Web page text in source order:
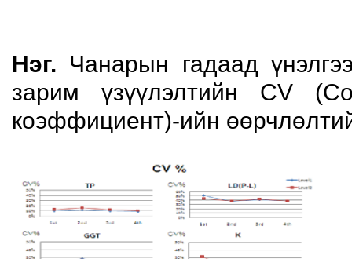
Нэг. Чанарын гадаад
зарим үзүүлэлтийн CV
коэффициент)-ийн